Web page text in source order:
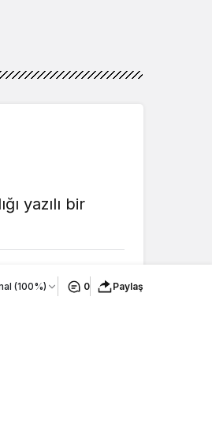
yazılı bir
1dk, 6sn
(100%) 0 Paylaş